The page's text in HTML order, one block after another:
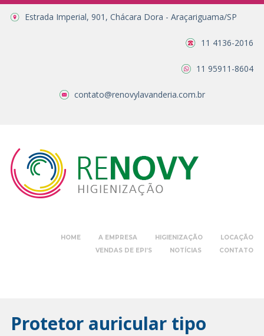
Estrada Imperial, 901, Chácara Dora - Araçariguama/SP
11 4136-2016
11 95911-8604
contato@renovylavanderia.com.br
HOME A EMPRESA HIGIENIZAÇÃO
LOCAÇÃO
VENDAS DE EPI’S
NOTÍCIAS CONTATO
Protetor auricular tipo